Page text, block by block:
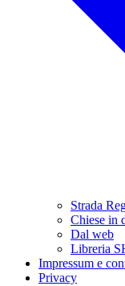
Strada
Chiese in
Dal web
Libreria
Impressum e
Privacy